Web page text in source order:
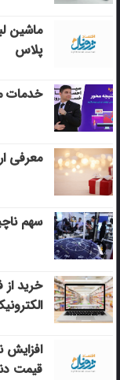
پلاس
خدمات
معرفی
سهم
خرید از
افزایش
قیمت